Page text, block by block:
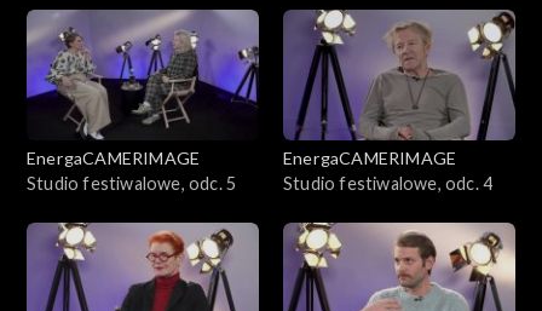
EnergaCAMERIMAGE
Studio festiwalowe, odc. 5
EnergaCAMERIMAGE
Studio festiwalowe, odc. 4